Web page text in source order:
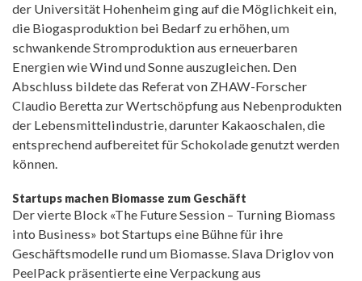
der Universität Hohenheim ging auf die Möglichkeit ein,
die Biogasproduktion bei Bedarf zu erhöhen, um
schwankende Stromproduktion aus erneuerbaren
Energien wie Wind und Sonne auszugleichen. Den
Abschluss bildete das Referat von ZHAW-Forscher
Claudio Beretta zur Wertschöpfung aus Nebenprodukten
der Lebensmittelindustrie, darunter Kakaoschalen, die
entsprechend aufbereitet für Schokolade genutzt werden
können.
Startups machen Biomasse zum Geschäft
Der vierte Block «The Future Session – Turning Biomass
into Business» bot Startups eine Bühne für ihre
Geschäftsmodelle rund um Biomasse. Slava Driglov von
PeelPack präsentierte eine Verpackung aus